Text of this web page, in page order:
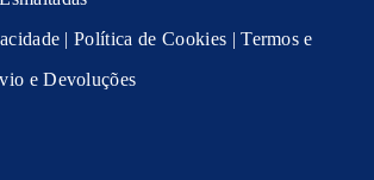
|Política de Cookies |Termos e
e Devoluções